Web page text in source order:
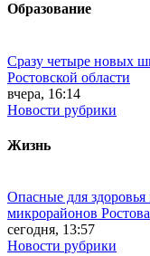
Образование
Сразу четыре новых
Ростовской области
вчера, 16:14
Новости рубрики
Жизнь
Опасные для
микрорайонов Ростова
сегодня, 13:57
Новости рубрики